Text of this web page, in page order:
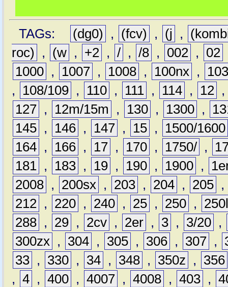
TAGs: (dg0) , (fcv) , (j ,
roc)
, (w , +2 , / , /8 , 002 , 02
1000 , 1007 , 1008 , 100nx ,
,
108/109 , 110 , 111 , 114 , 12
127 , 12m/15m , 130 , 1300 ,
145 , 146 , 147 , 15 ,
1500/1600
164 , 166 , 17 , 170 , 1750/ ,
181 , 183 , 19 , 190 , 1900 ,
2008 , 200sx , 203 , 204 , 205 ,
212 , 220 , 240 , 25 , 250 ,
288 , 29 , 2cv , 2er , 3 , 3/20 ,
300zx , 304 , 305 , 306 , 307 ,
33 , 330 , 34 , 348 , 350z ,
356
, 4 , 400 , 4007 , 4008 , 403 ,